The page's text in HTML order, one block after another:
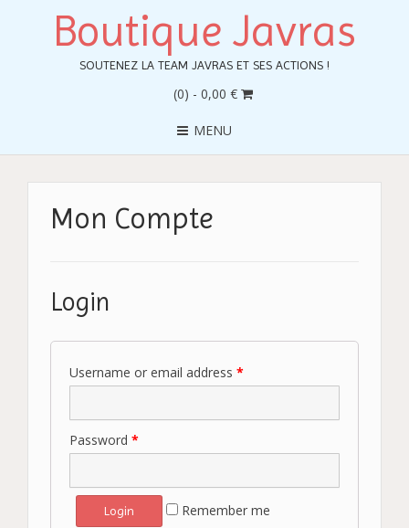
Boutique Javras
SOUTENEZ LA TEAM JAVRAS ET SES ACTIONS !
(0) - 0,00 €
MENU
Mon Compte
Login
Username or email address *
Password *
Remember me